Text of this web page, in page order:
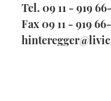
Tel. 09 11 - 919
Fax 09 11 - 919